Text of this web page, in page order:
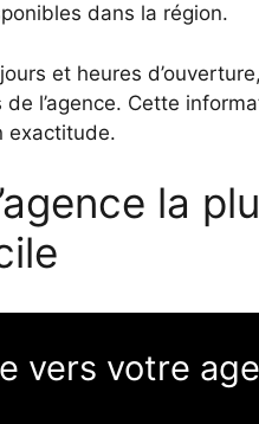
dans la région.
et heures
l’agence. Cette
exactitude.
la
vers votre